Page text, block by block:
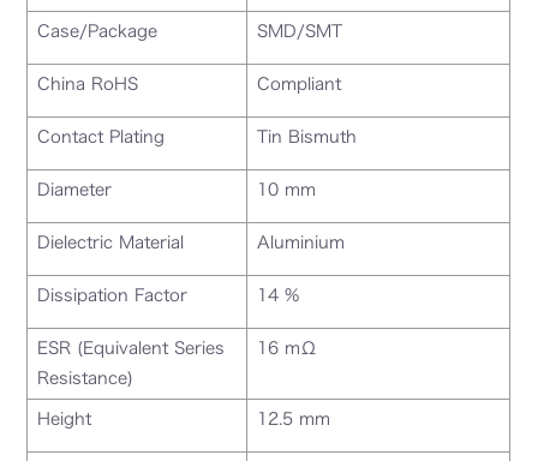
Case/Package SMD/SMT
China RoHS Compliant
Contact Plating Tin Bismuth
Diameter 10 mm
Dielectric Material Aluminium
Dissipation Factor 14 %
ESR (Equivalent Series
Resistance)
16 mΩ
Height 12.5 mm